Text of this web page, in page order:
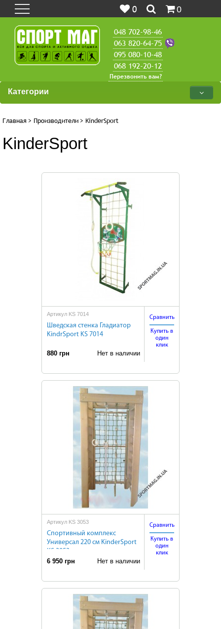
0 0
048 702-98-46
063 820-64-75
095 080-10-48
068 192-20-12
Перезвонить вам?
Категории
Главная > Производители > KinderSport
KinderSport
Артикул KS 7014
Шведская стенка Гладиатор
KindrSport KS 7014
880 грн Нет в наличии
Сравнить
Купить в
один
клик
Артикул KS 3053
Cпортивный комплекс
Универсал 220 см KinderSport
KS 3053
6 950 грн
Нет в наличии
Сравнить
Купить в
один
клик